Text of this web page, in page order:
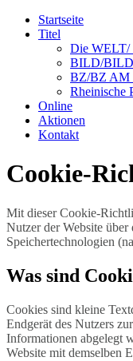
Startseite
Titel
Die
BILD/
BZ/BZ AM
Rheinische
Online
Aktionen
Kontakt
Cookie-
Mit dieser Cookie-
Nutzer der Website
Speichertechnologien
Was sind
Cookies sind kleine
Endgerät des Nutzers
Informationen abgelegt
Website mit demselben